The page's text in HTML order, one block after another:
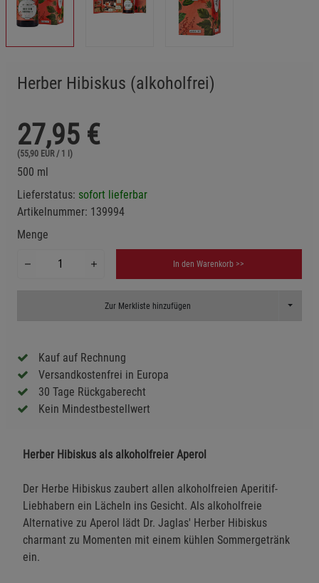
Herber Hibiskus (alkoholfrei)
27,95 €
(55,90 EUR / 1 l)
500 ml
Lieferstatus: sofort lieferbar
Artikelnummer: 139994
Menge
In den Warenkorb >>
Zur Merkliste hinzufügen Toggle
Kauf auf Rechnung
Versandkostenfrei in Europa
30 Tage Rückgaberecht
Kein Mindestbestellwert
Herber Hibiskus als alkoholfreier Aperol
Der Herbe Hibiskus zaubert allen alkoholfreien Aperitif-
Liebhabern ein Lächeln ins Gesicht. Als alkoholfreie
Alternative zu Aperol lädt Dr. Jaglas' Herber Hibiskus
charmant zu Momenten mit einem kühlen Sommergetränk
ein.